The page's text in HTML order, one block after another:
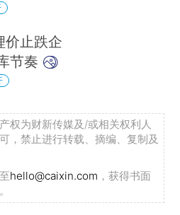
价止跌企
节奏
权为财新传媒及/或相关权利人
，禁止进行转载、摘编、复制及
hello@caixin.com ，获得书面